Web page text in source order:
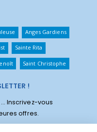
Anges Gardiens
Sainte Rita
Saint Christophe
!
... Inscrivez-vous
offres.